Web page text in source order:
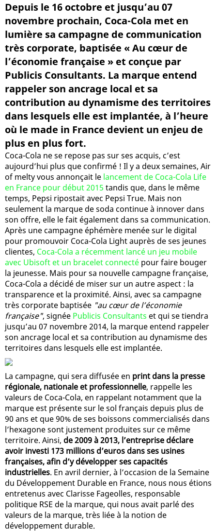
Depuis le 16 octobre et jusqu’au 07
novembre prochain, Coca-Cola met en
lumière sa campagne de communication
très corporate, baptisée « Au cœur de
l’économie française » et conçue par
Publicis Consultants. La marque entend
rappeler son ancrage local et sa
contribution au dynamisme des territoires
dans lesquels elle est implantée, à l’heure
où le made in France devient un enjeu de
plus en plus fort.
Coca-Cola ne se repose pas sur ses acquis, c’est
aujourd’hui plus que confirmé ! Il y a deux semaines, Air
of melty vous annonçait le lancement de Coca-Cola Life
en France pour début 2015 tandis que, dans le même
temps, Pepsi ripostait avec Pepsi True. Mais non
seulement la marque de soda continue à innover dans
son offre, elle le fait également dans sa communication.
Après une campagne éphémère menée sur le digital
pour promouvoir Coca-Cola Light auprès de ses jeunes
clientes, Coca-Cola a récemment lancé un jeu mobile
avec Ubisoft et un bracelet connecté pour faire bouger
la jeunesse. Mais pour sa nouvelle campagne française,
Coca-Cola a décidé de miser sur un autre aspect : la
transparence et la proximité. Ainsi, avec sa campagne
très corporate baptisée "au cœur de l’économie
française", signée Publicis Consultants et qui se tiendra
jusqu’au 07 novembre 2014, la marque entend rappeler
son ancrage local et sa contribution au dynamisme des
territoires dans lesquels elle est implantée.
La campagne, qui sera diffusée en print dans la presse
régionale, nationale et professionnelle, rappelle les
valeurs de Coca-Cola, en rappelant notamment que la
marque est présente sur le sol français depuis plus de
90 ans et que 90% de ses boissons commercialisés dans
l’hexagone sont justement produites sur ce même
territoire. Ainsi, de 2009 à 2013, l’entreprise déclare
avoir investi 173 millions d’euros dans ses usines
françaises, afin d’y développer ses capacités
industrielles. En avril dernier, à l’occasion de la Semaine
du Développement Durable en France, nous nous étions
entretenus avec Clarisse Fageolles, responsable
politique RSE de la marque, qui nous avait parlé des
valeurs de la marque, très liée à la notion de
développement durable.